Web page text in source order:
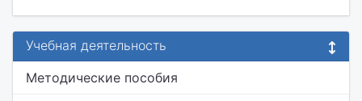
Учебная деятельность
Методические пособия